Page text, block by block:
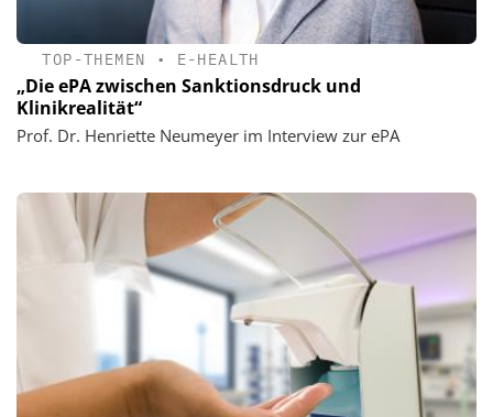
TOP-THEMEN • E-HEALTH
„Die ePA zwischen Sanktionsdruck und
Klinikrealität“
Prof. Dr. Henriette Neumeyer im Interview zur ePA